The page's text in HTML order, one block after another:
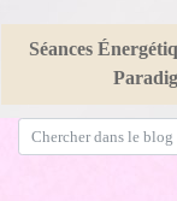
Séances